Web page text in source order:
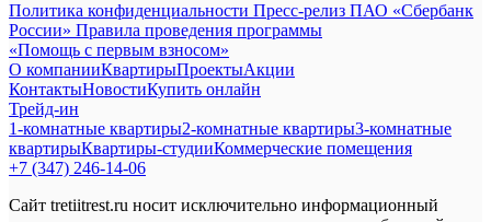
Политика конфиденциальности Пресс-релиз ПАО «Сбербанк
России» Правила проведения программы
«Помощь с первым взносом»
О компанииКвартирыПроектыАкции
КонтактыНовостиКупить онлайн
Трейд-ин
1-комнатные квартиры2-комнатные квартиры3-комнатные
квартирыКвартиры-студииКоммерческие помещения
+7 (347) 246-14-06
Сайт tretiitrest.ru носит исключительно информационный